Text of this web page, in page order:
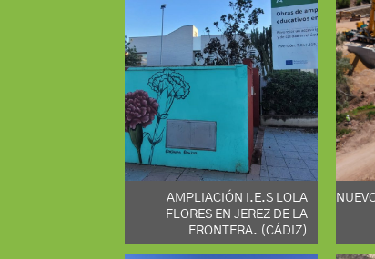
AMPLIACIÓN I.E.S LOLA
FLORES EN JEREZ DE LA
FRONTERA. (CÁDIZ)